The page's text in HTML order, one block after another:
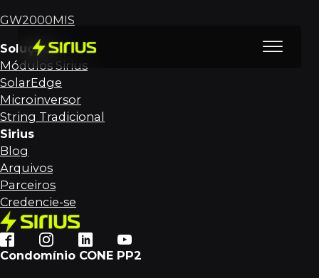
GW2000MIS
Condomínio CONE PP2
Sirius
Blog
Arquivos
Parceiros
Credencie-se
Soluções
Módulos Sirius
SolarEdge
Microinversor
String Tradicional